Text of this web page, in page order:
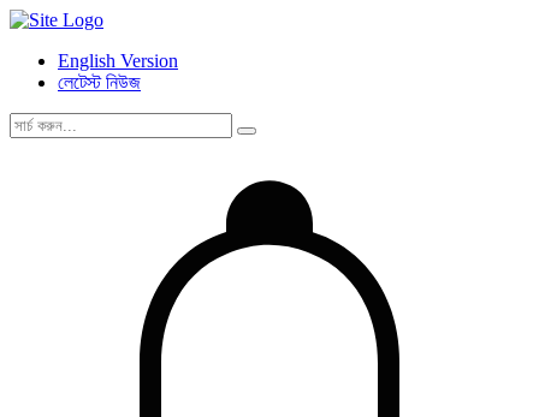
English Version
লেটেস্ট নিউজ